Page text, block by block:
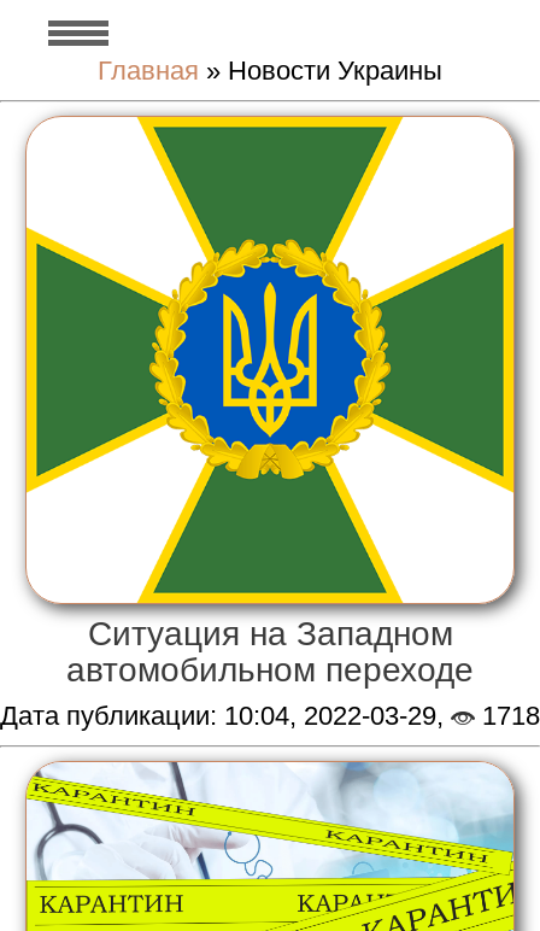
Главная » Новости Украины
Ситуация на Западном
автомобильном переходе
Дата публикации: 10:04, 2022-03-29, 1718